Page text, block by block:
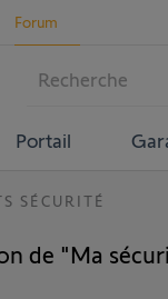
Forum
Portail
SÉCURITÉ
de "Ma